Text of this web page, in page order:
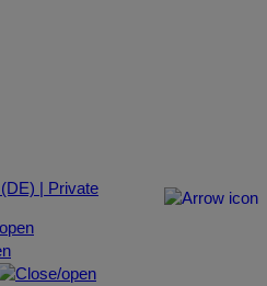
| Private